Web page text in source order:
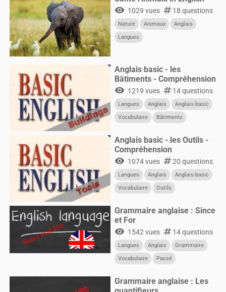
visibility 1029 vues numbers18 questions
Nature Animaux
Anglais
Langues
Anglais basic - les
Bâtiments - Compréhension
visibility 1219 vues numbers14 questions
Langues Anglais
Anglais-basic
Vocabulaire
Bâtiments
Anglais basic - les Outils -
Compréhension
visibility 1074 vues numbers20 questions
Langues Anglais
Anglais-basic
Vocabulaire
Outils
Grammaire anglaise : Since
et For
visibility 1542 vues numbers14 questions
Langues Anglais
Grammaire
Vocabulaire
Passé
Grammaire anglaise : Les